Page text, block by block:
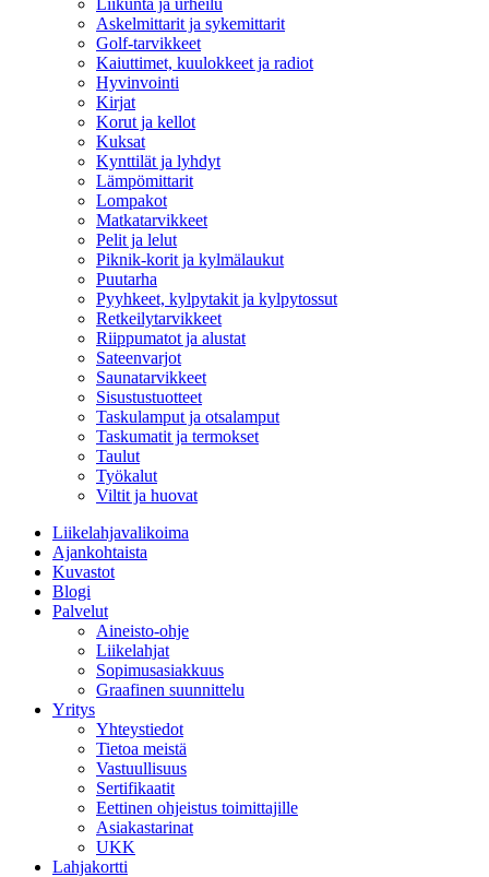
Liikunta ja urheilu
Askelmittarit ja sykemittarit
Golf-tarvikkeet
Kaiuttimet, kuulokkeet ja radiot
Hyvinvointi
Kirjat
Korut ja kellot
Kuksat
Kynttilät ja lyhdyt
Lämpömittarit
Lompakot
Matkatarvikkeet
Pelit ja lelut
Piknik-korit ja kylmälaukut
Puutarha
Pyyhkeet, kylpytakit ja kylpytossut
Retkeilytarvikkeet
Riippumatot ja alustat
Sateenvarjot
Saunatarvikkeet
Sisustustuotteet
Taskulamput ja otsalamput
Taskumatit ja termokset
Taulut
Työkalut
Viltit ja huovat
Liikelahjavalikoima
Ajankohtaista
Kuvastot
Blogi
Palvelut
Aineisto-ohje
Liikelahjat
Sopimusasiakkuus
Graafinen suunnittelu
Yritys
Yhteystiedot
Tietoa meistä
Vastuullisuus
Sertifikaatit
Eettinen ohjeistus toimittajille
Asiakastarinat
UKK
Lahjakortti